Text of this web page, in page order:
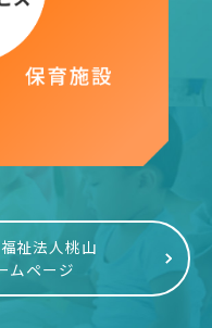
祉法人桃山
ムページ